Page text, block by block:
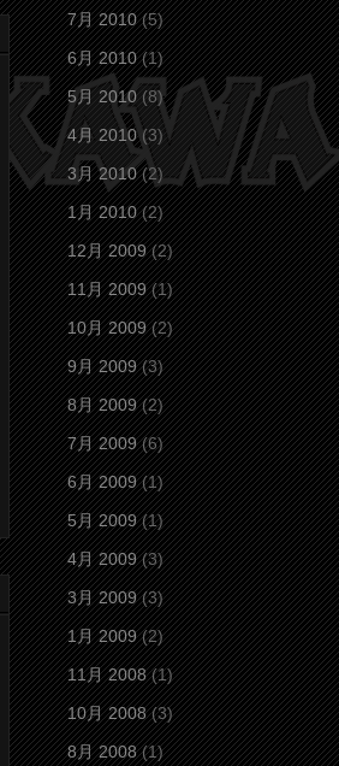
7月 2010(5)
6月 2010(1)
5月 2010(8)
4月 2010(3)
3月 2010(2)
1月 2010(2)
12月 2009(2)
11月 2009(1)
10月 2009(2)
9月 2009(3)
8月 2009(2)
7月 2009(6)
6月 2009(1)
5月 2009(1)
4月 2009(3)
3月 2009(3)
1月 2009(2)
11月 2008(1)
10月 2008(3)
8月 2008(1)